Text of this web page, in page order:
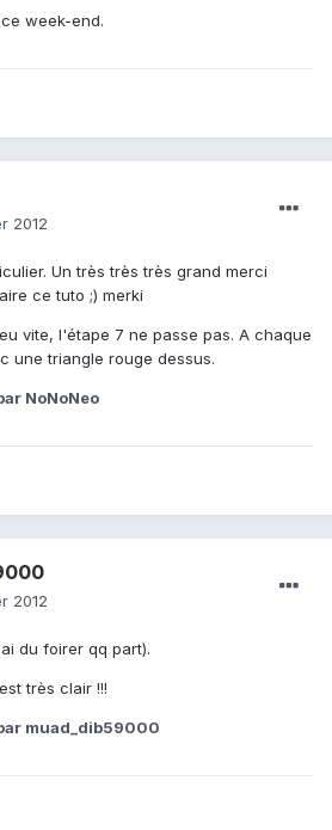
week-end.
2012
Un très très très grand merci
ce tuto ;) merki
vite, l'étape 7 ne passe pas. A chaque
une triangle rouge dessus.
NoNoNeo
2012
du foirer qq part).
très clair !!!
muad_dib59000